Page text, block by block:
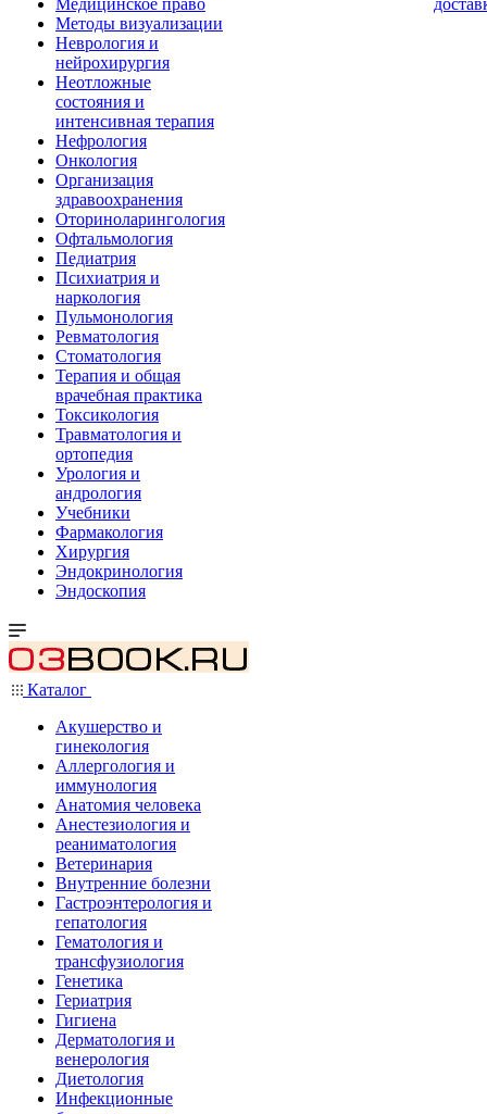
Медицинское право
Методы визуализации
Неврология и
нейрохирургия
Неотложные
состояния и
интенсивная терапия
Нефрология
Онкология
Организация
здравоохранения
Оториноларингология
Офтальмология
Педиатрия
Психиатрия и
наркология
Пульмонология
Ревматология
Стоматология
Терапия и общая
врачебная практика
Токсикология
Травматология и
ортопедия
Урология и
андрология
Учебники
Фармакология
Хирургия
Эндокринология
Эндоскопия
Каталог
Акушерство и
гинекология
Аллергология и
иммунология
Анатомия человека
Анестезиология и
реаниматология
Ветеринария
Внутренние болезни
Гастроэнтерология и
гепатология
Гематология и
трансфузиология
Генетика
Гериатрия
Гигиена
Дерматология и
венерология
Диетология
Инфекционные